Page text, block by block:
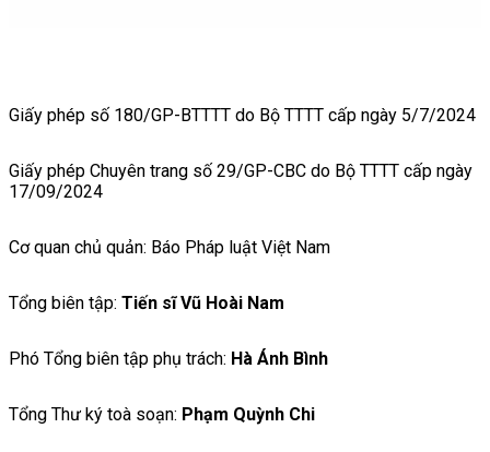
Giấy phép số 180/GP-BTTTT do Bộ TTTT cấp ngày 5/7/2024
Giấy phép Chuyên trang số 29/GP-CBC do Bộ TTTT cấp ngày
17/09/2024
Cơ quan chủ quản: Báo Pháp luật Việt Nam
Tổng biên tập: Tiến sĩ Vũ Hoài Nam
Phó Tổng biên tập phụ trách: Hà Ánh Bình
Tổng Thư ký toà soạn: Phạm Quỳnh Chi